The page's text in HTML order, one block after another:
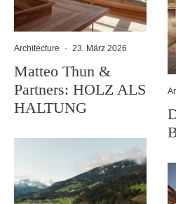
Architecture · 23. März 2026
Matteo Thun &
Partners: HOLZ ALS
HALTUNG